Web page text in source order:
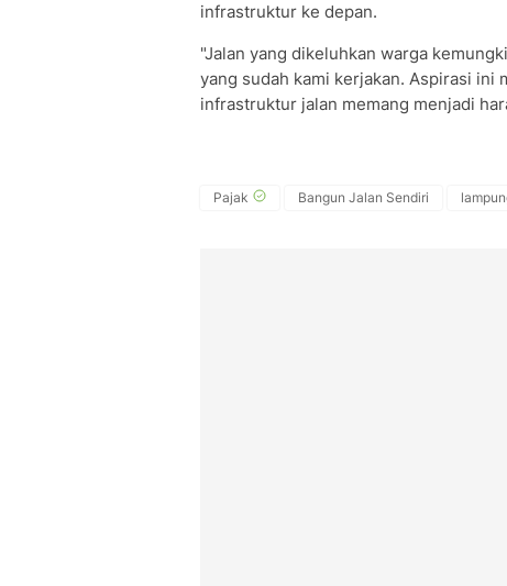
infrastruktur ke depan.
"Jalan yang dikeluhkan warga
yang sudah kami kerjakan. Aspirasi ini
infrastruktur jalan memang menjadi
Pajak Bangun Jalan Sendiri